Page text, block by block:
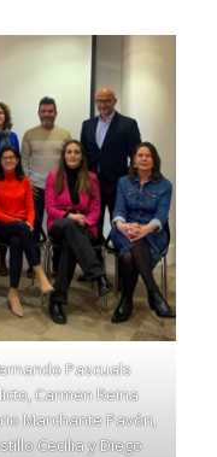
Pascuals
Carmen Reina
Marchante Pavón,
Cecilia y Diego